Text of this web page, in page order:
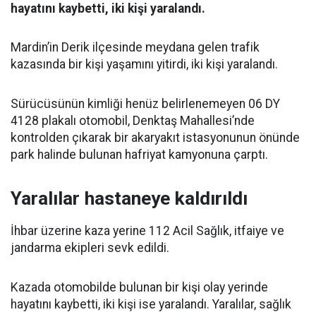
hayatını kaybetti, iki kişi yaralandı.
Mardin’in Derik ilçesinde meydana gelen trafik
kazasında bir kişi yaşamını yitirdi, iki kişi yaralandı.
Sürücüsünün kimliği henüz belirlenemeyen 06 DY
4128 plakalı otomobil, Denktaş Mahallesi’nde
kontrolden çıkarak bir akaryakıt istasyonunun önünde
park halinde bulunan hafriyat kamyonuna çarptı.
Yaralılar hastaneye kaldırıldı
İhbar üzerine kaza yerine 112 Acil Sağlık, itfaiye ve
jandarma ekipleri sevk edildi.
Kazada otomobilde bulunan bir kişi olay yerinde
hayatını kaybetti, iki kişi ise yaralandı. Yaralılar, sağlık